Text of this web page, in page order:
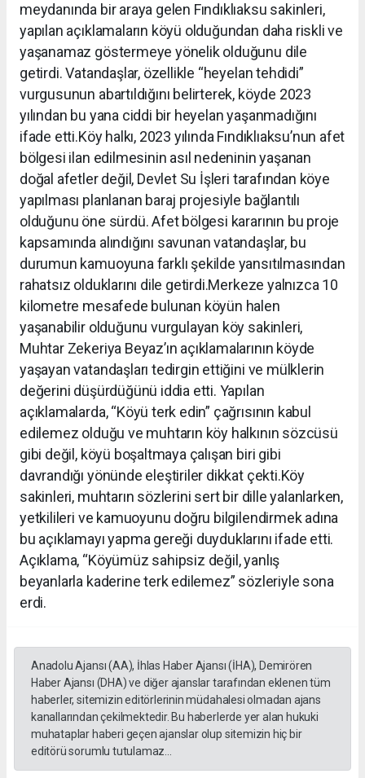
meydanında bir araya gelen Fındıklıaksu sakinleri,
yapılan açıklamaların köyü olduğundan daha riskli ve
yaşanamaz göstermeye yönelik olduğunu dile
getirdi. Vatandaşlar, özellikle “heyelan tehdidi”
vurgusunun abartıldığını belirterek, köyde 2023
yılından bu yana ciddi bir heyelan yaşanmadığını
ifade etti.Köy halkı, 2023 yılında Fındıklıaksu’nun afet
bölgesi ilan edilmesinin asıl nedeninin yaşanan
doğal afetler değil, Devlet Su İşleri tarafından köye
yapılması planlanan baraj projesiyle bağlantılı
olduğunu öne sürdü. Afet bölgesi kararının bu proje
kapsamında alındığını savunan vatandaşlar, bu
durumun kamuoyuna farklı şekilde yansıtılmasından
rahatsız olduklarını dile getirdi.Merkeze yalnızca 10
kilometre mesafede bulunan köyün halen
yaşanabilir olduğunu vurgulayan köy sakinleri,
Muhtar Zekeriya Beyaz’ın açıklamalarının köyde
yaşayan vatandaşları tedirgin ettiğini ve mülklerin
değerini düşürdüğünü iddia etti. Yapılan
açıklamalarda, “Köyü terk edin” çağrısının kabul
edilemez olduğu ve muhtarın köy halkının sözcüsü
gibi değil, köyü boşaltmaya çalışan biri gibi
davrandığı yönünde eleştiriler dikkat çekti.Köy
sakinleri, muhtarın sözlerini sert bir dille yalanlarken,
yetkilileri ve kamuoyunu doğru bilgilendirmek adına
bu açıklamayı yapma gereği duyduklarını ifade etti.
Açıklama, “Köyümüz sahipsiz değil, yanlış
beyanlarla kaderine terk edilemez” sözleriyle sona
erdi.
Anadolu Ajansı (AA), İhlas Haber Ajansı (İHA), Demirören
Haber Ajansı (DHA) ve diğer ajanslar tarafından eklenen tüm
haberler, sitemizin editörlerinin müdahalesi olmadan ajans
kanallarından çekilmektedir. Bu haberlerde yer alan hukuki
muhataplar haberi geçen ajanslar olup sitemizin hiç bir
editörü sorumlu tutulamaz...